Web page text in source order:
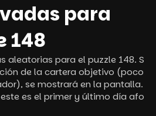
para
148
aleatorias para el puzzle 148. S
de la cartera objetivo (poco
se mostrará en la pantalla.
es el primer y último día afo